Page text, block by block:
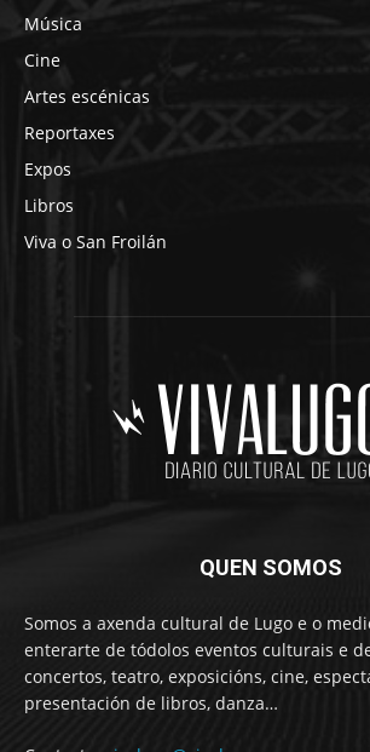
Música
Cine
Artes escénicas
Reportaxes
Expos
Libros
Viva o San Froilán
QUEN SOMOS
Somos a axenda cultural de Lugo e o
enterarte de tódolos eventos culturais e
concertos, teatro, exposicións, cine,
presentación de libros, danza…